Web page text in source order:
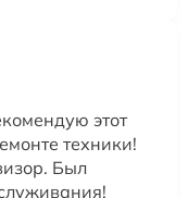
этот
техники!
Был